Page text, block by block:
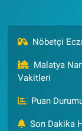
Nöbetçi
Malatya
Vakitleri
Puan
Son Dakika